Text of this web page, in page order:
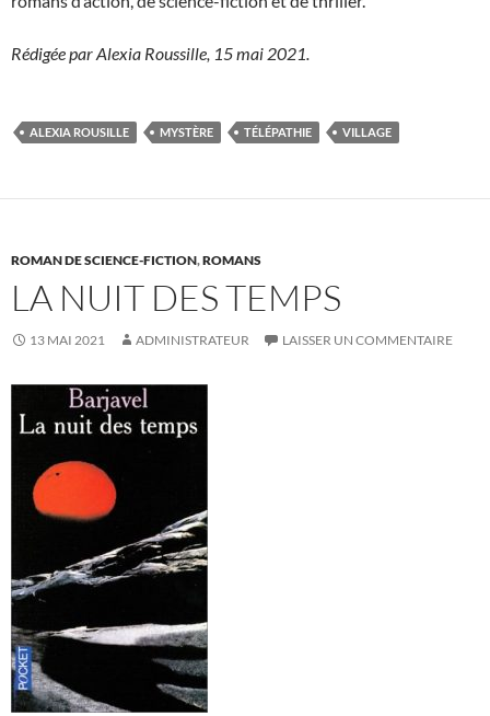
Rédigée par Alexia Roussille, 15 mai 2021.
ALEXIA ROUSILLE MYSTÈRE TÉLÉPATHIE VILLAGE
ROMAN DE SCIENCE-FICTION,ROMANS
LA NUIT DES TEMPS
13 MAI 2021 ADMINISTRATEUR LAISSER UN COMMENTAIRE